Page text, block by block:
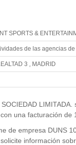
SPORTS &
de las agencias
3 , MADRID
LIMITADA.
una facturación de
de empresa DUNS
información